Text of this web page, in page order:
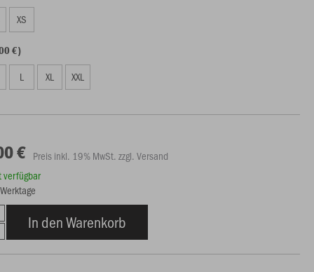
XS
€)
L XL XXL
€ Preis inkl. 19% MwSt. zzgl. Versand
verfügbar
In den Warenkorb